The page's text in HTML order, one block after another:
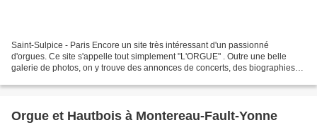
Saint-Sulpice - Paris Encore un site très intéressant d'un passionné
d'orgues. Ce site s'appelle tout simplement "L'ORGUE" . Outre une belle
galerie de photos, on y trouve des annonces de concerts, des biographies
Orgue et Hautbois à Montereau-Fault-Yonne